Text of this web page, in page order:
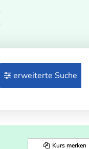
erweiterte Suche
Kurs merken